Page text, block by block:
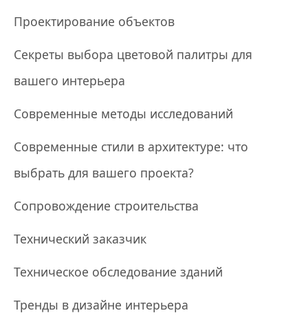
Проектирование объектов
Секреты выбора цветовой палитры для
вашего интерьера
Современные методы исследований
Современные стили в архитектуре: что
выбрать для вашего проекта?
Сопровождение строительства
Технический заказчик
Техническое обследование зданий
Тренды в дизайне интерьера